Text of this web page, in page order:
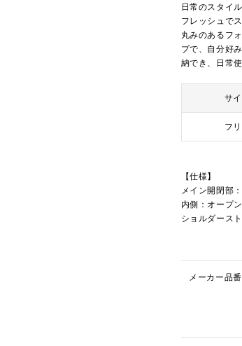
日常のスタイ
フレッシュで
丸みのあるフ
プで、自分好
納でき、日常
サ
フ
【仕様】
メイン開閉部
内側：オープ
ショルダース
メーカー品番